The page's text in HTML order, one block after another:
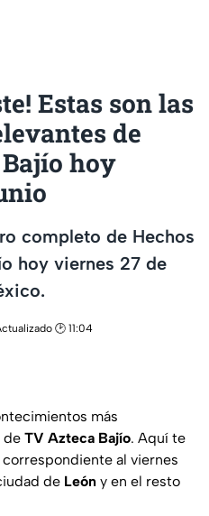
Estas son las
de
hoy
completo de Hechos
hoy viernes 27 de
🕑 11:04
más
de TV Azteca Bajío. Aquí te
al viernes
de León y en el resto